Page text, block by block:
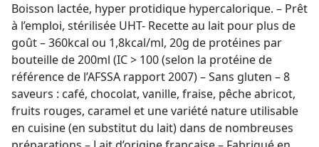
Boisson lactée, hyper protidique hypercalorique. – Prêt
à l’emploi, stérilisée UHT- Recette au lait pour plus de
goût – 360kcal ou 1,8kcal/ml, 20g de protéines par
bouteille de 200ml (IC > 100 (selon la protéine de
référence de l’AFSSA rapport 2007) – Sans gluten – 8
saveurs : café, chocolat, vanille, fraise, pêche abricot,
fruits rouges, caramel et une variété nature utilisable
en cuisine (en substitut du lait) dans de nombreuses